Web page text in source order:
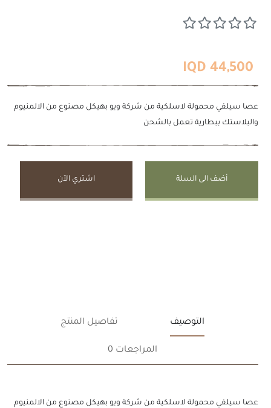
44,500 IQD
عصا سيلفي محمولة لاسلكية من شركة ويو بهيكل مصنوع من الالمنيوم
والبلاستك ببطارية تعمل بالشحن
أضف الى السلة اشتري الآن
التوصيف تفاصيل المنتج
المراجعات 0
عصا سيلفي محمولة لاسلكية من شركة ويو بهيكل مصنوع من الالمنيوم